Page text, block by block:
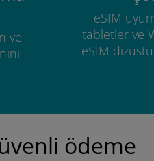
ve
eSIM
tabletler ve
eSIM
ödeme